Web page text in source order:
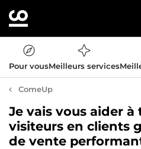
Pour vousMeilleurs services
ComeUp
Je vais vous aider
visiteurs en clients
de vente